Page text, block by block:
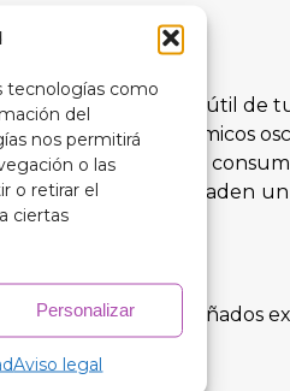
tecnologías como
del
nos permitirá
o las
o retirar el
ciertas
Personalizar
Aviso legal
y prolongar la vida útil de
tus aislantes térmicos
en un menor
oscurecedores añaden
de 9 capas diseñados